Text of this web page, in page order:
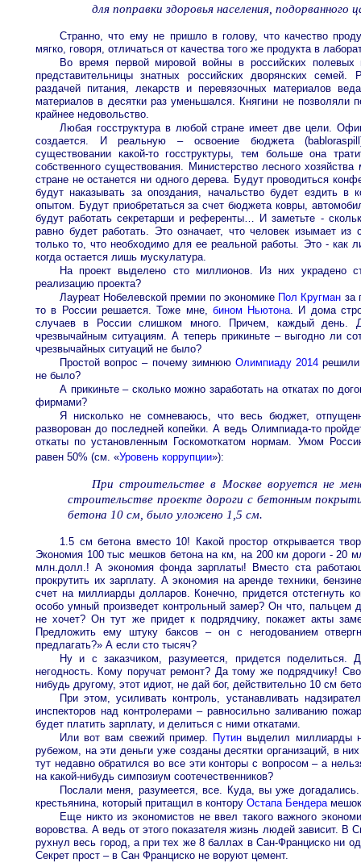
для поправки здоровья населения, подорванного
Странно, что ему не пришло в голову, что качество
мягко, говоря, отличаться от качества того же продукта в
Во время первой мировой войны в российских полевых
представительницы знатных российских дворянских семей.
раздачей питания, лекарств и перевязочных материалов
материалов в десятки раз уменьшался. Княгини не позволяли
крайнее недовольство.
Любая госструктура в любой стране имеет две цели.
создается. И реальную – освоение бюджета
существовании какой-то госструктуры, тем больше она
собственного существования. Министерство лесного
стране не останется ни одного дерева. Будут проводиться
будут наказывать за опоздания, начальство будет ездить в
опытом. Будут приобретаться за счет бюджета ковры,
будут работать секретарши и референты… И заметьте -
равно будет работать. Это означает, что человек изымает
только то, что необходимо для ее реальной работы. Это - как
когда остается лишь мускулатура.
На проект выделено сто миллионов. Из них украдено
реализацию проекта?
Лауреат Нобелевской премии по экономике Пол Кругман за
то в России решается. Тоже мне, бином Ньютона. И дома
случаев в России слишком много. Причем, каждый день.
чрезвычайным ситуациям. А теперь прикиньте – выгодно ли
чрезвычайных ситуаций не было?
Простой вопрос – почему зимнюю Олимпиаду 2014 решили
не было?
А прикиньте – сколько можно заработать на откатах по
фирмами?
Я нисколько не сомневаюсь, что весь бюджет,
разворован до последней копейки. А ведь Олимпиада-то
откаты по установленным Госкомоткатом нормам. Умом
равен 50% (см. «Уровень коррупции»):
При строительстве в Москве воруется не
строительстве проекте дороги с бетонным
бетона 10 см, было уложено 1,5 см.
1.5 см бетона вместо 10! Какой простор открывается
Экономия 100 тыс мешков бетона на км, на 200 км дороги - 20
млн.долл.! А экономия фонда зарплаты! Вместо ста
прокрутить их зарплату. А экономия на аренде техники,
счет на миллиарды долларов. Конечно, придется отстегнуть
особо умный произведет контрольный замер? Он что, пальцем
не хочет? Он тут же придет к подрядчику, покажет акты
Предложить ему штуку баксов – он с негодованием
предлагать?» А если сто тысяч?
Ну и с заказчиком, разумеется, придется поделиться.
негодность. Кому поручат ремонт? Да тому же подрядчику!
нибудь другому, этот идиот, не дай бог, действительно 10 см
При этом, усиливать контроль, устанавливать
инспекторов над контролерами – равносильно заливанию
будет платить зарплату, и делиться с ними откатами.
Или вот вам свежий пример. Путин выделил миллиарды
рубежом, на эти деньги уже созданы десятки организаций, в
тут недавно обратился во все эти конторы с вопросом – а
на какой-нибудь симпозиум соотечественников?
Послали меня, разумеется, все. Куда, вы уже
крестьянина, который притащил в контору Остапа Бендерамешок
Еще никто из экономистов не ввел такого важного
воровства. А ведь от этого показателя жизнь людей зависит. В
рухнул весь город, а при тех же 8 баллах в Сан-Франциско ни
Секрет прост – в Сан Франциско не воруют цемент.